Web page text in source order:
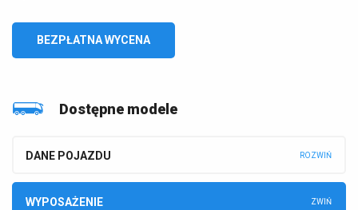
BEZPŁATNA WYCENA
Dostępne modele
DANE POJAZDU
WYPOSAŻENIE